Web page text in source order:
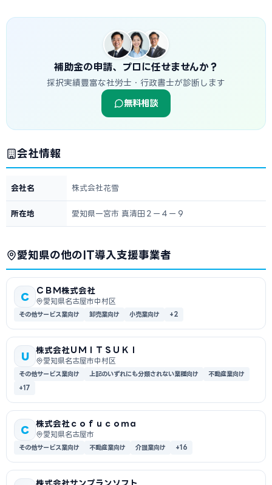
補助金の申請、プロに任せませんか？
採択実績豊富な社労士・行政書士が診断します
無料相談
会社情報
会社名 株式会社花雪
所在地 愛知県一宮市 真清田２ー４ー９
愛知県の他のIT導入支援事業者
C
ＣＢＭ株式会社
愛知県名古屋市中村区
その他サービス業向け 卸売業向け 小売業向け +2
U
株式会社ＵＭＩＴＳＵＫＩ
愛知県名古屋市中村区
その他サービス業向け 上記のいずれにも分類されない業種向け
不動産業向け
+17
C
株式会社ｃｏｆｕｃｏｍａ
愛知県名古屋市
その他サービス業向け 不動産業向け 介護業向け +16
株式会社サンプランソフト